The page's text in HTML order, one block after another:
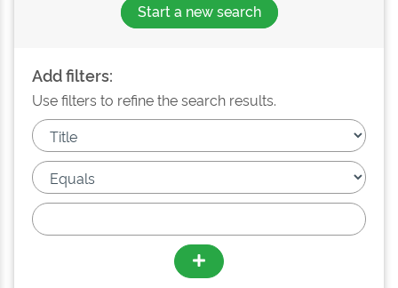
Start a new search
Add filters:
Use filters to refine the search results.